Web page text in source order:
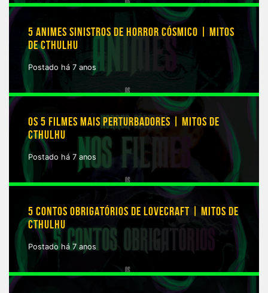
5 ANIMES SINISTROS DE HORROR CÓSMICO | MITOS
DE CTHULHU
Postado há 7 anos
OS 5 FILMES MAIS PERTURBADORES | MITOS DE
CTHULHU
Postado há 7 anos
5 CONTOS OBRIGATÓRIOS DE LOVECRAFT | MITOS DE
CTHULHU
Postado há 7 anos